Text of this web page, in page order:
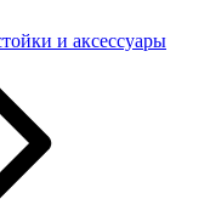
и аксессуары